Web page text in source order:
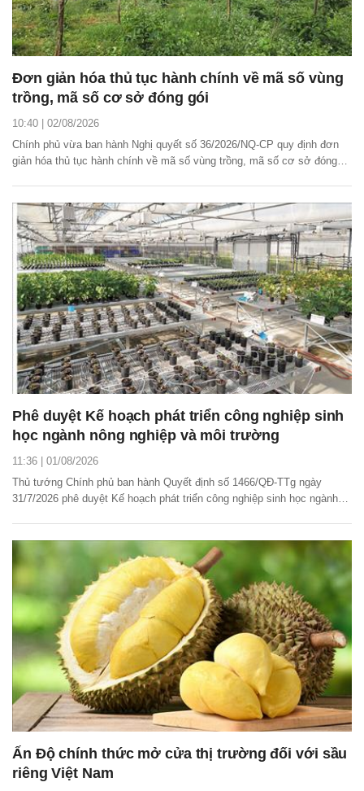
Đơn giản hóa thủ tục hành chính về mã số vùng
trồng, mã số cơ sở đóng gói
10:40 | 02/08/2026
Chính phủ vừa ban hành Nghị quyết số 36/2026/NQ-CP quy định đơn
giản hóa thủ tục hành chính về mã số vùng trồng, mã số cơ sở đóng
Phê duyệt Kế hoạch phát triển công nghiệp sinh
học ngành nông nghiệp và môi trường
11:36 | 01/08/2026
Thủ tướng Chính phủ ban hành Quyết định số 1466/QĐ-TTg ngày
31/7/2026 phê duyệt Kế hoạch phát triển công nghiệp sinh học ngành
Ấn Độ chính thức mở cửa thị trường đối với sầu
riêng Việt Nam